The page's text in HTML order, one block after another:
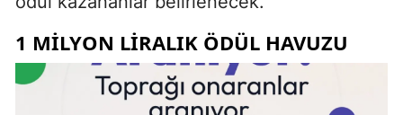
1 MILYON LIRALIK ÖDÜL HAVUZU